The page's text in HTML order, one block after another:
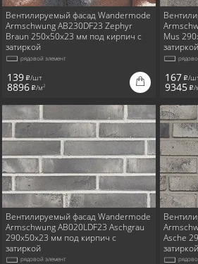
Вентилируемый фасад Wandermode
Armschwung AB230DF23 Zephyr
Braun 250x50x23 мм под кирпич с
затиркой
рядовой элемент
139 i/шт
8896 i/м2
Mus
затиркой
167 i/
9345 i/
Вентилируемый фасад Wandermode
Armschwung AB020LDF23 Aschgrau
290x50x23 мм под кирпич с
затиркой
рядовой элемент
Asche
затиркой